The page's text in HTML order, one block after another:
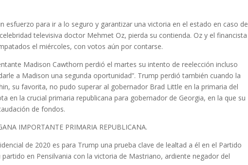
esfuerzo para ir a lo seguro y garantizar una victoria en el estado en caso de
televisiva doctor Mehmet Oz, pierda su contienda. Oz y el financista
el miércoles, con votos aún por contarse.
Madison Cawthorn perdió el martes su intento de reelección incluso
a Madison una segunda oportunidad”. Trump perdió también cuando la
su favorita, no pudo superar al gobernador Brad Little en la primaria del
en la crucial primaria republicana para gobernador de Georgia, en la que su
de fondos.
IMPORTANTE PRIMARIA REPUBLICANA.
de 2020 es para Trump una prueba clave de lealtad a él en el Partido
en Pensilvania con la victoria de Mastriano, ardiente negador del